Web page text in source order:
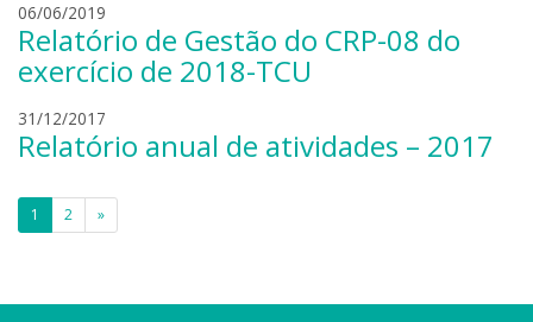
s
t
s
i
a
06/06/2019
o
a
o
i
v
Relatório de Gestão do CRP-08 do
exercício de 2018-TCU
31/12/2017
u
n
n
Relatório anual de atividades – 2017
Paginação
posts
1 2 »